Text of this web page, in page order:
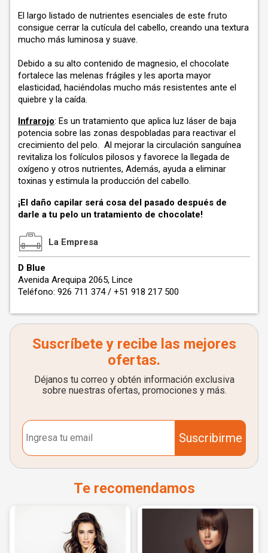
El largo listado de nutrientes esenciales de este fruto
consigue cerrar la cutícula del cabello, creando una textura
mucho más luminosa y suave.
Debido a su alto contenido de magnesio, el chocolate
fortalece las melenas frágiles y les aporta mayor
elasticidad, haciéndolas mucho más resistentes ante el
quiebre y la caída.
Infrarojo: Es un tratamiento que aplica luz láser de baja
potencia sobre las zonas despobladas para reactivar el
crecimiento del pelo. Al mejorar la circulación sanguínea
revitaliza los folículos pilosos y favorece la llegada de
oxígeno y otros nutrientes, Además, ayuda a eliminar
toxinas y estimula la producción del cabello.
¡El daño capilar será cosa del pasado después de
darle a tu pelo un tratamiento de chocolate!
La Empresa
D Blue
Avenida Arequipa 2065, Lince
Teléfono: 926 711 374 / +51 918 217 500
Suscríbete y recibe las mejores
ofertas.
Déjanos tu correo y obtén información exclusiva
sobre nuestras ofertas, promociones y más.
Suscribirme
Te recomendamos